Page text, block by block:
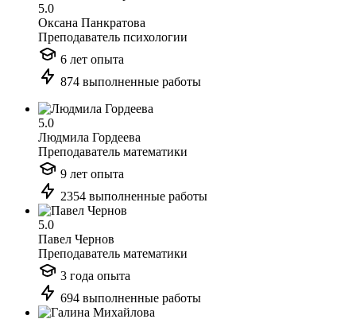
5.0
Оксана Панкратова
Преподаватель психологии
6 лет опыта
874 выполненные работы
5.0
Людмила Гордеева
Преподаватель математики
9 лет опыта
2354 выполненные работы
5.0
Павел Чернов
Преподаватель математики
3 года опыта
694 выполненные работы